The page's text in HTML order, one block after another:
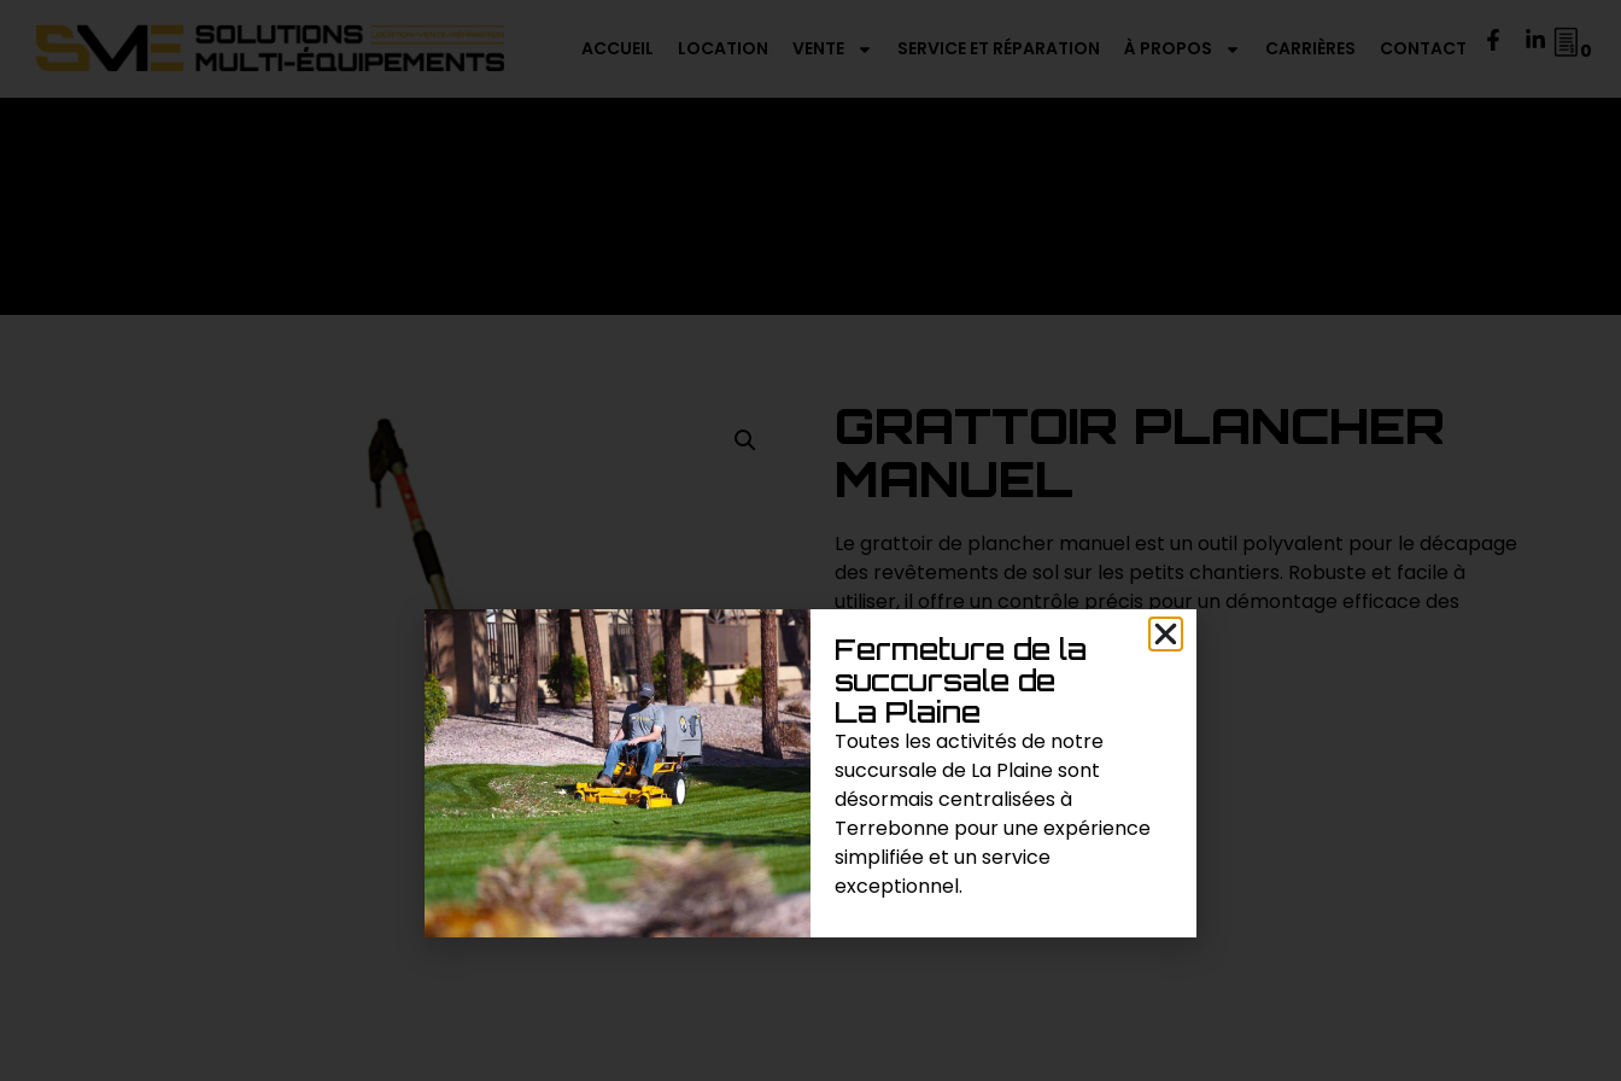
0
ACCUEIL LOCATION VENTE SERVICE ET RÉPARATION À PROPOS CARRIÈRES CONTACT
GRATTOIR PLANCHER
MANUEL
Le grattoir de plancher manuel est un outil polyvalent pour le décapage
des revêtements de sol sur les petits chantiers. Robuste et facile à
utiliser, il offre un contrôle précis pour un démontage efficace des
Demande de prix
Catégories : Autres,Divers / Variés
Fermeture de la
succursale de
La Plaine
Toutes les activités de notre
succursale de La Plaine sont
désormais centralisées à
Terrebonne pour une expérience
simplifiée et un service
exceptionnel.